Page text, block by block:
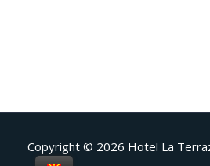
Copyright © 2026 Hotel La